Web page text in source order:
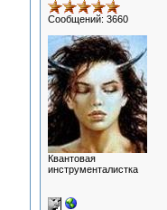
Сообщений: 3660
Квантовая
инструменталистка